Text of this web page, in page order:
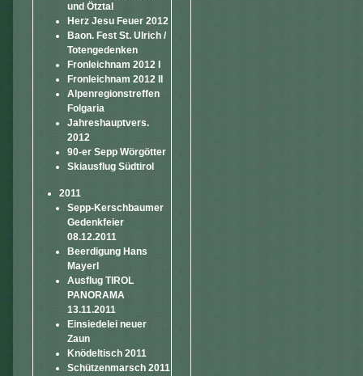
und Ötztal
Herz Jesu Feuer 2012
Baon. Fest St. Ulrich /
Totengedenken
Fronleichnam 2012 I
Fronleichnam 2012 II
Alpenregionstreffen
Folgaria
Jahreshauptvers.
2012
90-er Sepp Wörgötter
Skiausflug Südtirol
2011
Sepp-Kerschbaumer
Gedenkfeier
08.12.2011
Beerdigung Hans
Mayerl
Ausflug TIROL
PANORAMA
13.11.2011
Einsiedelei neuer
Zaun
Knödeltisch 2011
Schützenmarsch 2011